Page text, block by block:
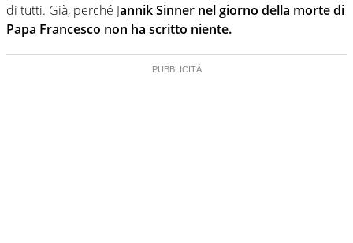
di tutti. Già, perché Jannik Sinner nel giorno della morte di
Papa Francesco non ha scritto niente.